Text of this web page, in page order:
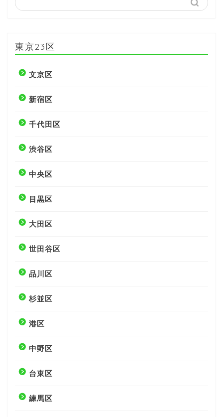
東京23区
文京区
新宿区
千代田区
渋谷区
中央区
目黒区
大田区
世田谷区
品川区
杉並区
港区
中野区
台東区
練馬区